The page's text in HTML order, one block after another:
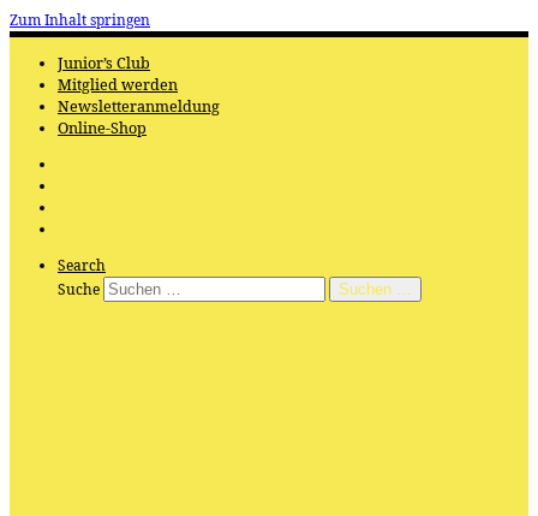
Zum Inhalt springen
Junior’s Club
Mitglied werden
Newsletteranmeldung
Online-Shop
Search
Suche
Suchen …